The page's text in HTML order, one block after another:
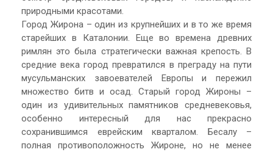
природными красотами.
Город Жирона – один из крупнейших и в то же время
старейших в Каталонии. Еще во времена древних
римлян это была стратегически важная крепость. В
средние века город превратился в преграду на пути
мусульманских завоевателей Европы и пережил
множество битв и осад. Старый город Жироны –
один из удивительных памятников средневековья,
особенно интересный для нас прекрасно
сохранившимся еврейским кварталом. Бесалу –
полная противоположность Жироне, но не менее